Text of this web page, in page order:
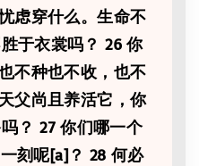
虑穿什么。生命不
于衣裳吗？ 26 你
不种也不收，也不
父尚且养活它，你
？ 27 你们哪一个
刻呢[a]？ 28 何必